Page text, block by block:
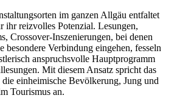
im ganzen Allgäu entfaltet
ihr reizvolles Potenzial. Lesungen,
Crossover-Inszenierungen, bei denen
Verbindung eingehen, fesseln
anspruchsvolle Hauptprogramm
Mit diesem Ansatz spricht das
einheimische Bevölkerung, Jung und
Tourismus an.